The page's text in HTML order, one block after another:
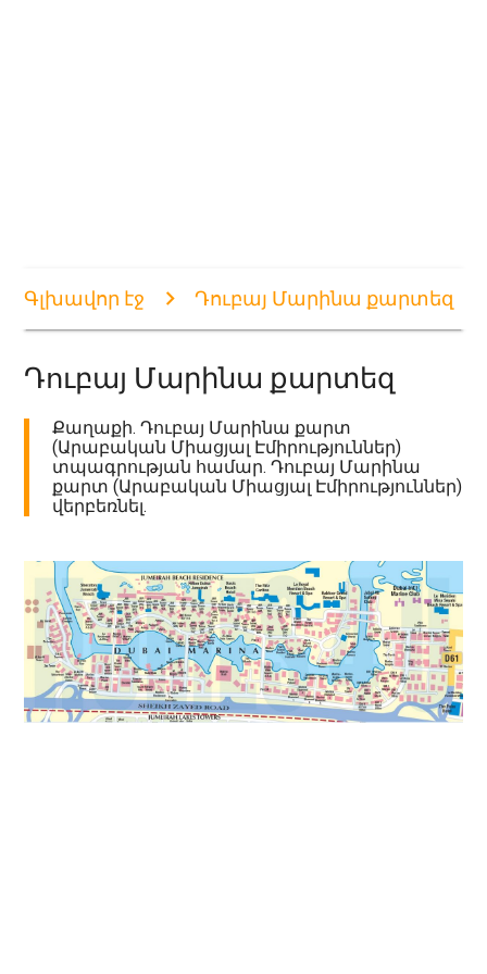
Գլխավոր էջ Դուբայ Մարինա քարտեզ
Դուբայ Մարինա քարտեզ
Քաղաքի. Դուբայ Մարինա քարտ
(Արաբական Միացյալ Էմիրություններ)
տպագրության համար. Դուբայ Մարինա
քարտ (Արաբական Միացյալ Էմիրություններ)
վերբեռնել.